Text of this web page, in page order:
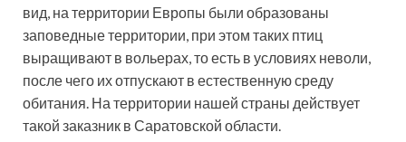
вид, на территории Европы были образованы
заповедные территории, при этом таких птиц
выращивают в вольерах, то есть в условиях неволи,
после чего их отпускают в естественную среду
обитания. На территории нашей страны действует
такой заказник в Саратовской области.